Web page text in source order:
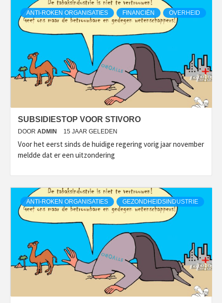
ANTI-ROKEN ORGANISATIES FINANCIËN OVERHEID
SUBSIDIESTOP VOOR STIVORO
DOOR ADMIN 15 JAAR GELEDEN
Voor het eerst sinds de huidige regering vorig jaar november
meldde dat er een uitzondering
ANTI-ROKEN ORGANISATIES GEZONDHEIDSINDUSTRIE